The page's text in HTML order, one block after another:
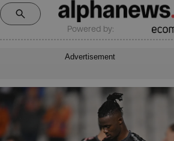
Powered by:
Advertisement